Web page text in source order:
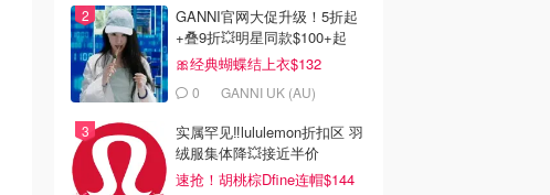
GANNI官网大促升级！5折起
+叠9折💥明星同款$100+起
🎀经典蝴蝶结上衣$132
0 GANNI UK (AU)
实属罕见‼️lululemon折扣区 羽
绒服集体降💥接近半价
速抢！胡桃棕Dfine连帽$144